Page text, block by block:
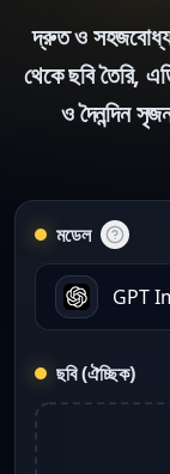
দ্রুত ও সহজবোধ্য
থেকে ছবি তৈরি,
ও দৈনন্দিন
মডেল
GPT
ছবি (ঐচ্ছিক)